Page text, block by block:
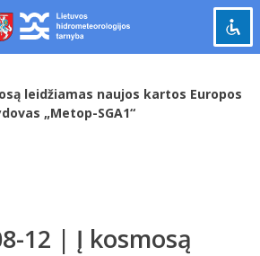
leidžiamas naujos kartos Europos
„Metop-SGA1“
12 | Į kosmosą